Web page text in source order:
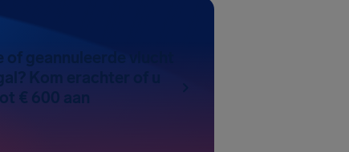
geannuleerde vlucht
Kom erachter of u
€ 600 aan